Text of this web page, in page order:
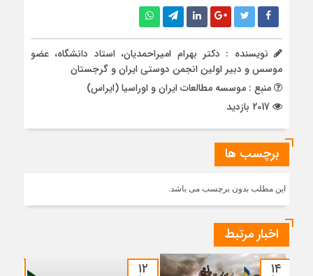
نویسنده : دکتر بهرام امیراحمدیان، استاد دانشگاه، عضو
موسس و دبیر اولین انجمن دوستی ایران و گرجستان
منبع : موسسه مطالعات ایران و اوراسیا (ایراس)
برچسب ها
این مطلب بدون برچسب می باشد.
اخبار مرتبط
۱۴ ۱۲